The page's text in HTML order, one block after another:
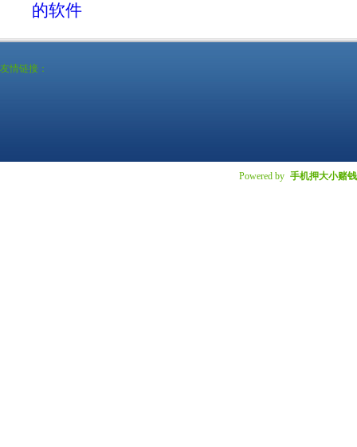
的软件
友情链接：
Powered by 手机押大小赌